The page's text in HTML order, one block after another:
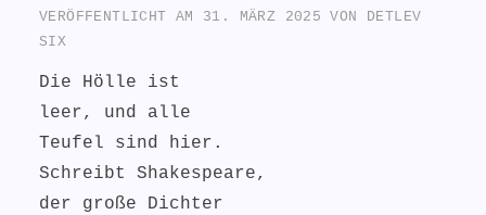
VERÖFFENTLICHT AM 31. MÄRZ 2025 VON DETLEV
SIX
Die Hölle ist
leer, und alle
Teufel sind hier.
Schreibt Shakespeare,
der große Dichter